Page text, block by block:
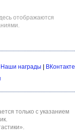
отображаются
Наши награды
ВКонтакте
только с указанием
.